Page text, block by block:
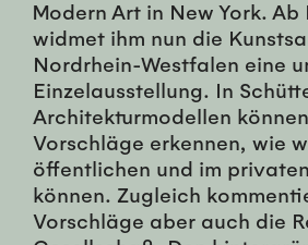
Modern Art in New York.
widmet ihm nun die
Nordrhein-Westfalen eine
Einzelausstellung. In
Architekturmodellen
Vorschläge erkennen, wie
öffentlichen und im
können. Zugleich
Vorschläge aber auch die